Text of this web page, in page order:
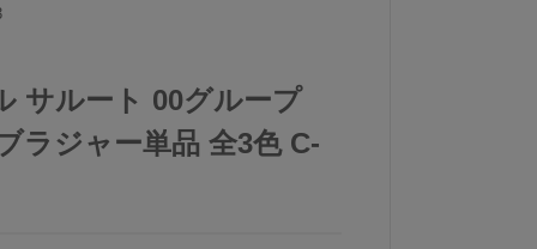
サルート 00グループ
ラジャー単品 全3色 C-